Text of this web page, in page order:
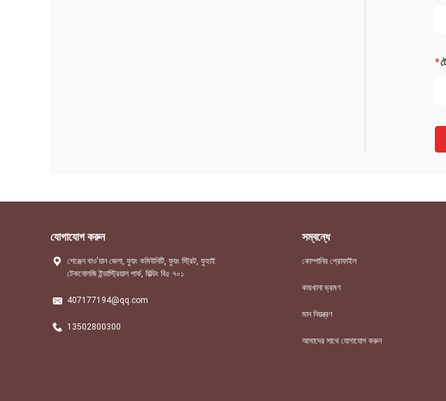
যোগাযোগ করুন
শেঞ্জেন বাও'য়ান জেলা, ফুয়ং কমিউনিটি, ফুয়ং স্ট্রিট, ফুহাই
টেকনোলজি ইন্ডাস্ট্রিয়াল পার্ক, বিল্ডিং বি৫ ৭০১
407177194@qq.com
13502800300
সম্বন্ধে
কোম্পানির প্রোফাইল
কারখানা ভ্রমণ
মান নিয়ন্ত্রণ
আমাদের সাথে যোগাযোগ করুন